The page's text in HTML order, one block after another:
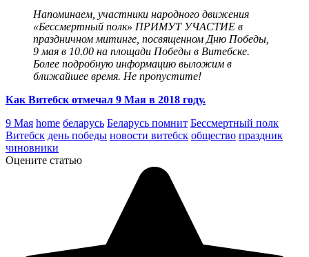
Напоминаем, участники народного движения
«Бессмертный полк» ПРИМУТ УЧАСТИЕ в
праздничном митинге, посвященном Дню Победы,
9 мая в 10.00 на площади Победы в Витебске.
Более подробную информацию выложим в
ближайшее время. Не пропустите!
Как Витебск отмечал 9 Мая в 2018 году.
9 Мая home беларусь Беларусь помнит Бессмертный полк
Витебск день победы новости витебск общество праздник
чиновники
Оцените статью